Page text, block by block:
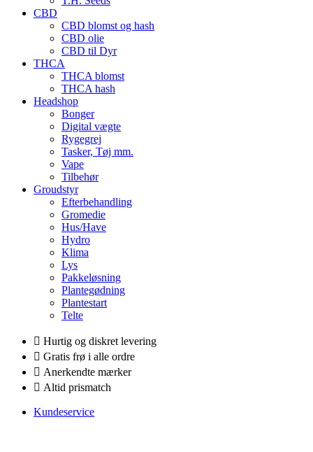
CBD
CBD blomst og hash
CBD olie
CBD til Dyr
THCA
THCA blomst
THCA hash
Headshop
Bonger
Digital vægte
Rygegrej
Tasker, Tøj mm.
Vape
Tilbehør
Groudstyr
Efterbehandling
Gromedie
Hus/Have
Hydro
Klima
Lys
Pakkeløsning
Plantegødning
Plantestart
Telte
Hurtig og diskret levering
Gratis frø i alle ordre
Anerkendte mærker
Altid prismatch
Kundeservice